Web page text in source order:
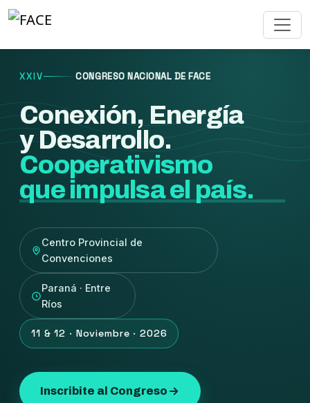
XXIV CONGRESO NACIONAL DE FACE
Conexión, Energía
y Desarrollo.
Cooperativismo
que impulsa el país.
Centro Provincial de
Convenciones
Paraná · Entre
Ríos
11 & 12 · Noviembre · 2026
Inscribite al Congreso